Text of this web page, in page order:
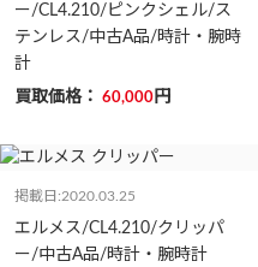
ー/CL4.210/ピンクシェル/ス
テンレス/中古A品/時計・腕時
計
買取価格： 60,000 円
掲載日:2020.03.25
エルメス/CL4.210/クリッパ
ー/中古A品/時計・腕時計